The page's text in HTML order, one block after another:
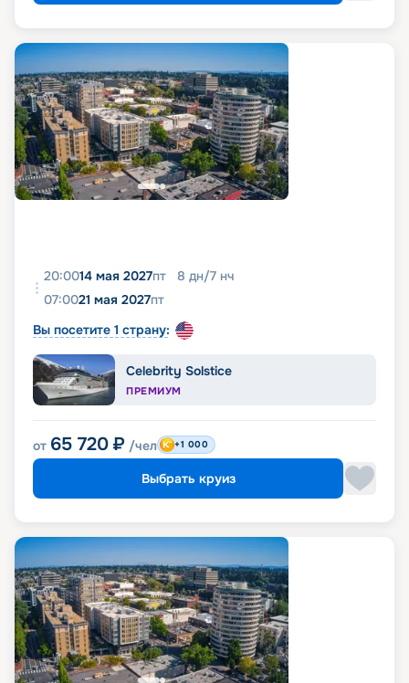
20:0014 мая 2027пт 8 дн/7 нч
07:0021 мая 2027пт
Вы посетите 1 страну:
Celebrity Solstice
ПРЕМИУМ
от 65 720 ₽ /чел +1 000
Выбрать круиз